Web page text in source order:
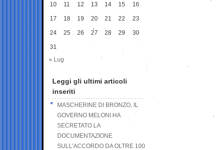
10 11 12 13 14 15 16
17 18 19 20 21 22 23
24 25 26 27 28 29 30
31
« Lug
Leggi gli ultimi articoli
inseriti
MASCHERINE DI BRONZO, IL
GOVERNO MELONI HA
SECRETATO LA
DOCUMENTAZIONE
SULL’ACCORDO DA OLTRE 100